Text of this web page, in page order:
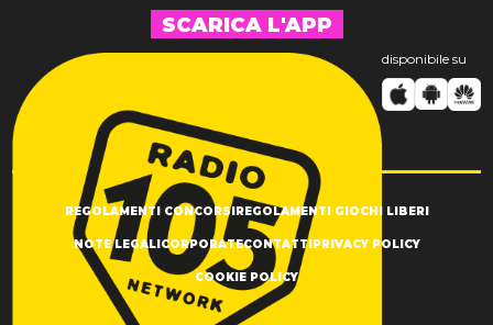
SCARICA L'APP
disponibile su
REGOLAMENTI CONCORSIREGOLAMENTI GIOCHI LIBERI
NOTE LEGALICORPORATECONTATTIPRIVACY POLICY
COOKIE POLICY